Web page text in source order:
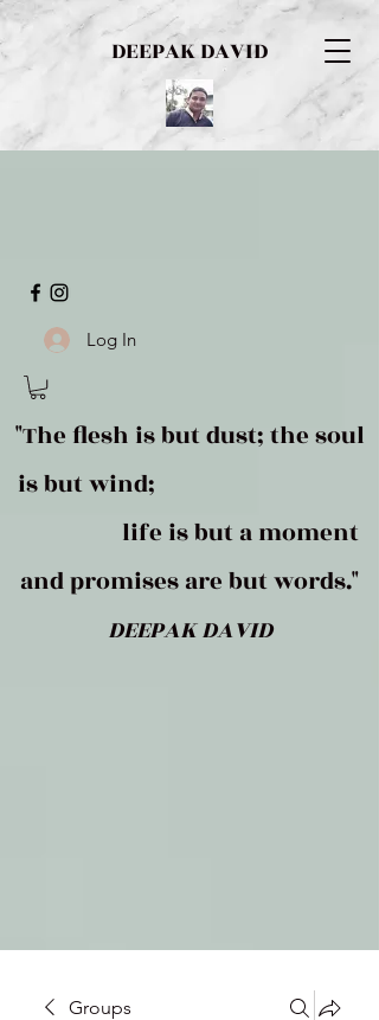
DEEPAK DAVID
Log In
"The flesh is but dust; the soul
is but wind;
life is but a moment
and promises are but words."
DEEPAK DAVID
Groups